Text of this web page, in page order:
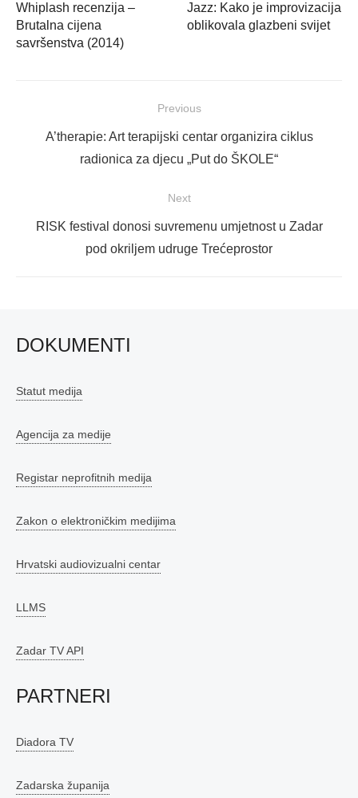
Whiplash recenzija –
Brutalna cijena
savršenstva (2014)
Jazz: Kako je improvizacija
oblikovala glazbeni svijet
objava
Previous
Previous
A’therapie: Art terapijski centar organizira ciklus
radionica za djecu „Put do ŠKOLE“
Next
NextRISK festival donosi suvremenu umjetnost u Zadar
pod okriljem udruge Trećeprostor
DOKUMENTI
Statut medija
Agencija za medije
Registar neprofitnih medija
Zakon o elektroničkim medijima
Hrvatski audiovizualni centar
LLMS
Zadar TV API
PARTNERI
Diadora TV
Zadarska županija